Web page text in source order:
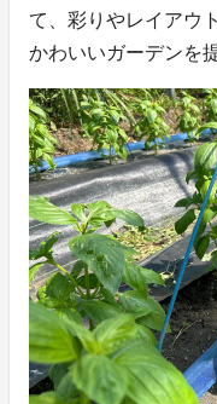
て、彩りやレイアウ
かわいいガーデンを